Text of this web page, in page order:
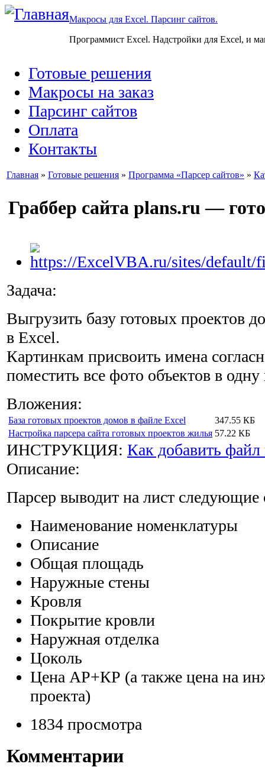
Макросы для Excel. Парсинг сайтов.
Программист Excel. Надстройки для Excel, и
Готовые решения
Макросы на заказ
Парсинг сайтов
Оплата
Контакты
Главная » Готовые решения » Программа «Парсер сайтов» »
Граббер сайта plans.ru —
Задача:
Выгрузить базу готовых проектов
в Excel.
Картинкам присвоить имена
поместить все фото объектов в
Вложения:
База готовых проектов домов в файле Excel
347.55 КБ
Настройка парсера сайта готовых проектов жилья 57.22 КБ
ИНСТРУКЦИЯ: Как добавить файл
Описание:
Парсер выводит на лист следующие
Наименование номенклатуры
Описание
Общая площадь
Наружные стены
Кровля
Покрытие кровли
Наружная отделка
Цоколь
Цена АР+КР (а также цена на
проекта)
1834 просмотра
Комментарии